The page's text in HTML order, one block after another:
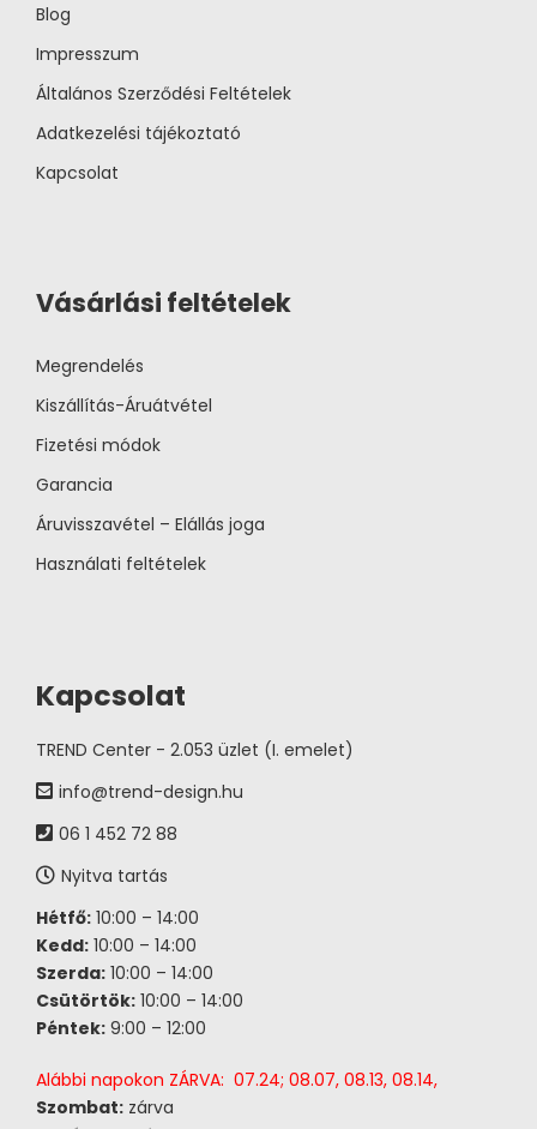
Blog
Impresszum
Általános Szerződési Feltételek
Adatkezelési tájékoztató
Kapcsolat
Vásárlási feltételek
Megrendelés
Kiszállítás-Áruátvétel
Fizetési módok
Garancia
Áruvisszavétel – Elállás joga
Használati feltételek
Kapcsolat
TREND Center - 2.053 üzlet (I. emelet)
info@trend-design.hu
06 1 452 72 88
Nyitva tartás
Hétfő: 10:00 – 14:00
Kedd: 10:00 – 14:00
Szerda: 10:00 – 14:00
Csütörtök: 10:00 – 14:00
Péntek: 9:00 – 12:00
Alábbi napokon ZÁRVA: 07.24; 08.07, 08.13, 08.14,
Szombat: zárva